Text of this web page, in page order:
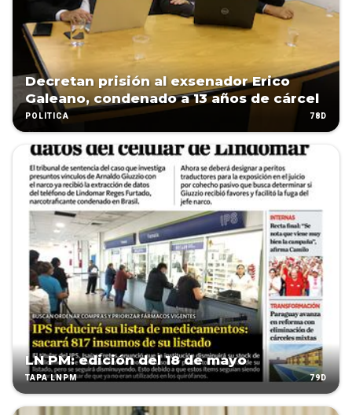
Decretan prisión al exsenador Erico
Galeano, condenado a 13 años de cárcel
POLÍTICA 78D
LN PM: edición del 18 de mayo
TAPA LNPM 79D